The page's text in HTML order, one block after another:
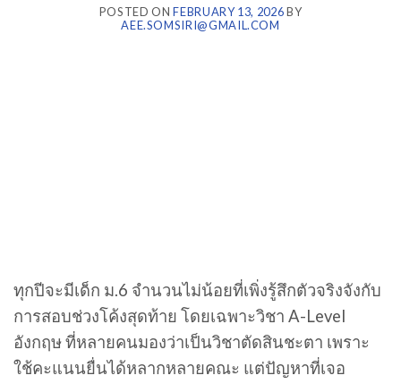
POSTED ONFEBRUARY 13, 2026BY
AEE.SOMSIRI@GMAIL.COM
ทุกปีจะมีเด็ก ม.6 จำนวนไม่น้อยที่เพิ่งรู้สึกตัวจริงจังกับ
การสอบช่วงโค้งสุดท้าย โดยเฉพาะวิชา A-Level
อังกฤษ ที่หลายคนมองว่าเป็นวิชาตัดสินชะตา เพราะ
ใช้คะแนนยื่นได้หลากหลายคณะ แต่ปัญหาที่เจอ